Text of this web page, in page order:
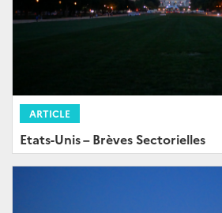
ARTICLE
Etats-Unis – Brèves Sectorielles